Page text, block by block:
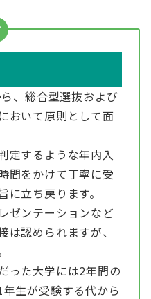
、総合型選抜および
おいて原則として面
定するような年内入
間をかけて丁寧に受
立ち戻ります。
ゼンテーションなど
は認められますが、
った大学には2年間の
生が受験する代から